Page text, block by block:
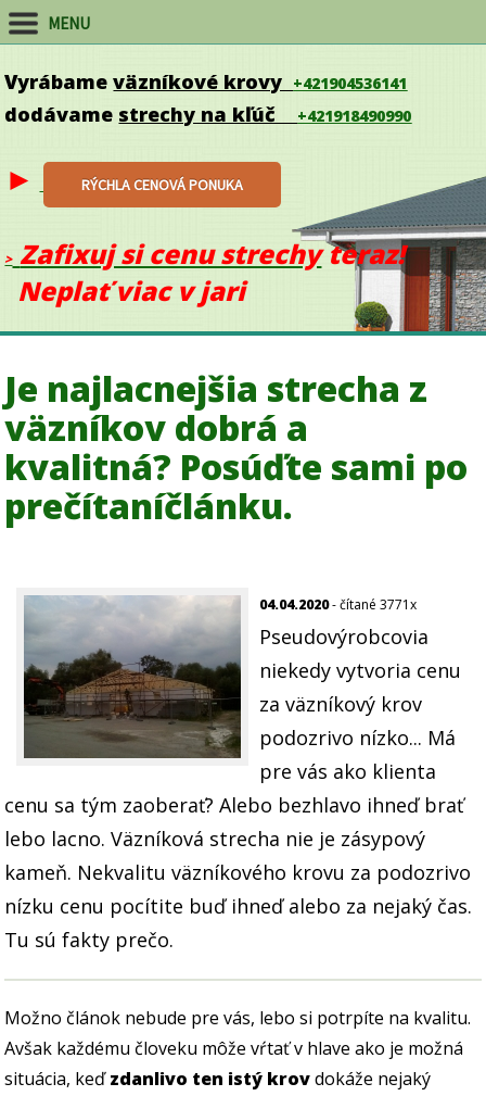
MENU
Vyrábameväzníkové krovy +421904536141
dodávame strechy na kľúč +421918490990
► RÝCHLA CENOVÁ PONUKA
> Zafixuj si cenu strechyteraz!
Neplať viac v jari
Je najlacnejšia strecha z
väzníkov dobrá a
kvalitná? Posúďte sami po
prečítaníčlánku.
04.04.2020- čítané 3771x
Pseudovýrobcovia
niekedy vytvoria cenu
za väzníkový krov
podozrivo nízko... Má
pre vás ako klienta
cenu sa tým zaoberať? Alebo bezhlavo ihneď brať
lebo lacno. Väzníková strecha nie je zásypový
kameň. Nekvalitu väzníkového krovu za podozrivo
nízku cenu pocítite buď ihneď alebo za nejaký čas.
Tu sú fakty prečo.
Možno článok nebude pre vás, lebo si potrpíte na kvalitu.
Avšak každému človeku môže vŕtať v hlave ako je možná
situácia, keďzdanlivo ten istý krovdokáže nejaký